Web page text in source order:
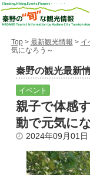
Top> 最新観光情報 > イ
気になろう～
秦野の観光最新
イベント
親子で体感
動で元気に
2024年09月01日